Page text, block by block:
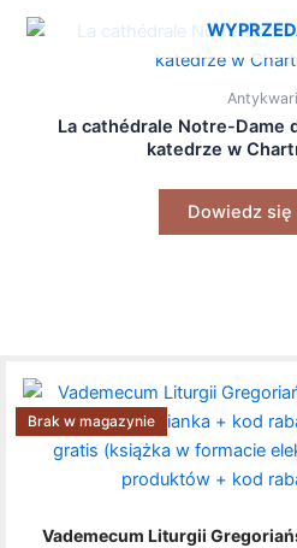
La cathédrale Notre-Dame
katedrze w
Dowiedz się
Vademecum Liturgii
Brak w magazynie